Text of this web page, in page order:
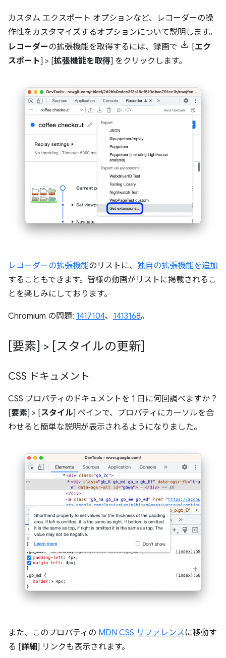
カスタム エクスポート オプションなど、レコーダーの操
作性をカスタマイズするオプションについて説明します。
レコーダーの拡張機能を取得するには、録画で [エク
スポート] > [拡張機能を取得] をクリックします。
レコーダーの拡張機能のリストに、 独自の拡張機能を追加
することもできます。皆様の動画がリストに掲載されるこ
とを楽しみにしております。
Chromium の問題: 1417104、 1413168。
[要素] > [スタイルの更新]
CSS ドキュメント
CSS プロパティのドキュメントを 1 日に何回調べますか？
[要素] > [スタイル] ペインで、プロパティにカーソルを合
わせると簡単な説明が表示されるようになりました。
また、このプロパティの MDN CSS リファレンスに移動す
る [詳細] リンクも表示されます。